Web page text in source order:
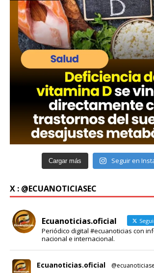
Cargar más Seguir en
X : @ECUANOTICIASEC
Ecuanoticias.oficial
Periódico digital #ecuanoticias con
nacional e internacional.
Ecuanoticias.oficial